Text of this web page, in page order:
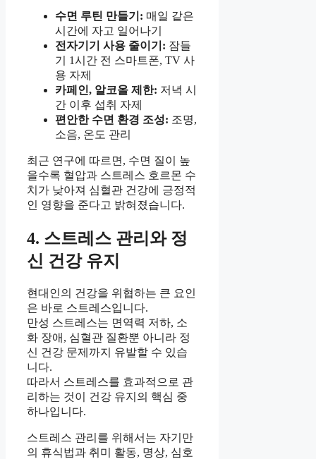
수면 루틴 만들기: 매일 같은
시간에 자고 일어나기
전자기기 사용 줄이기: 잠들
기 1시간 전 스마트폰, TV 사
용 자제
카페인, 알코올 제한: 저녁 시
간 이후 섭취 자제
편안한 수면 환경 조성: 조명,
소음, 온도 관리
최근 연구에 따르면, 수면 질이 높
을수록 혈압과 스트레스 호르몬 수
치가 낮아져 심혈관 건강에 긍정적
인 영향을 준다고 밝혀졌습니다.
4. 스트레스 관리와 정
신 건강 유지
현대인의 건강을 위협하는 큰 요인
은 바로 스트레스입니다.
만성 스트레스는 면역력 저하, 소
화 장애, 심혈관 질환뿐 아니라 정
신 건강 문제까지 유발할 수 있습
니다.
따라서 스트레스를 효과적으로 관
리하는 것이 건강 유지의 핵심 중
하나입니다.
스트레스 관리를 위해서는 자기만
의 휴식법과 취미 활동, 명상, 심호